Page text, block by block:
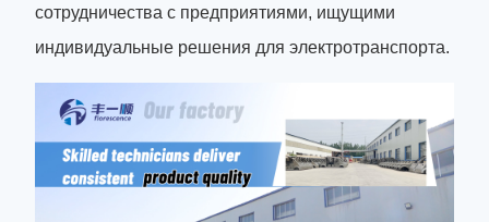
сотрудничества с предприятиями, ищущими
индивидуальные решения для электротранспорта.